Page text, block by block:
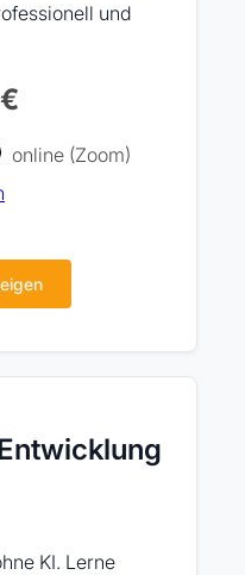
und
online (Zoom)
KI. Lerne